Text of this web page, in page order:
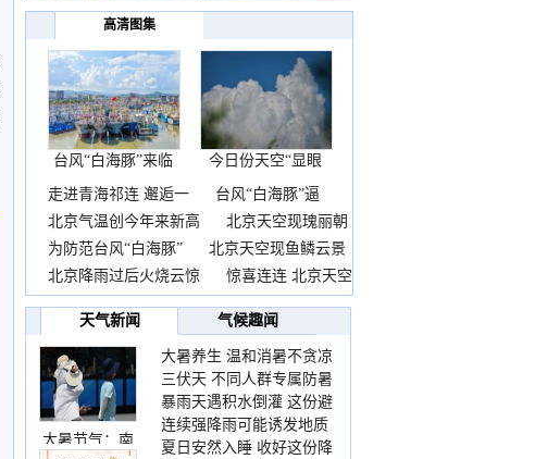
高清图集
台风“白海豚”来临
前
今日份天空“显眼
包”
走进青海祁连 邂逅一
台风“白海豚”逼
近
北京气温创今年来新高
北京天空现瑰丽朝
霞
为防范台风“白海豚”
北京天空现鱼鳞云景
观
北京降雨过后火烧云惊
惊喜连连 北京天空
现
天气新闻
气候趣闻
大暑节气：南
大暑养生 温和消暑不贪凉
三伏天 不同人群专属防暑
要点请收好
暴雨天遇积水倒灌 这份避
险提示请收好
连续强降雨可能诱发地质
灾害 这些前兆要知道
夏日安然入睡 收好这份降